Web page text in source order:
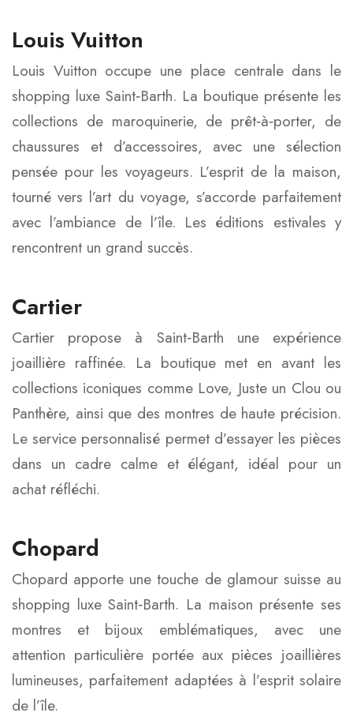
Louis Vuitton
Louis Vuitton occupe une place centrale dans le
shopping luxe Saint‑Barth. La boutique présente les
collections de maroquinerie, de prêt‑à‑porter, de
chaussures et d’accessoires, avec une sélection
pensée pour les voyageurs. L’esprit de la maison,
tourné vers l’art du voyage, s’accorde parfaitement
avec l’ambiance de l’île. Les éditions estivales y
rencontrent un grand succès.
Cartier
Cartier propose à Saint‑Barth une expérience
joaillière raffinée. La boutique met en avant les
collections iconiques comme Love, Juste un Clou ou
Panthère, ainsi que des montres de haute précision.
Le service personnalisé permet d’essayer les pièces
dans un cadre calme et élégant, idéal pour un
achat réfléchi.
Chopard
Chopard apporte une touche de glamour suisse au
shopping luxe Saint‑Barth. La maison présente ses
montres et bijoux emblématiques, avec une
attention particulière portée aux pièces joaillières
lumineuses, parfaitement adaptées à l’esprit solaire
de l’île.